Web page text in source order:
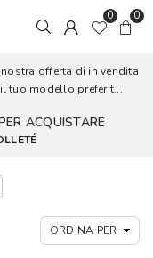
0 0
offerta di in vendita
tuo modello preferit...
ACQUISTARE